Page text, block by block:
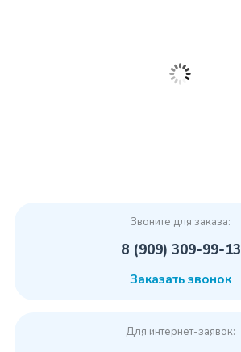
Звоните для заказа:
8 (909) 309-99-13
Заказать звонок
Для интернет-заявок: